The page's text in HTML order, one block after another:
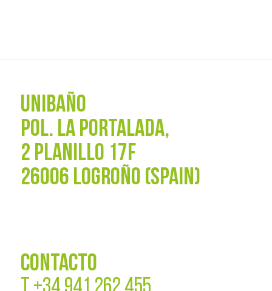
UNIBAÑO
POL. La Portalada,
2 PLANILLO 17F
26006 LOGROÑO (SPAIN)
CONTACTO